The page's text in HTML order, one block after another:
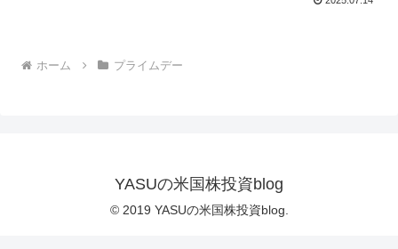
ホーム プライムデー
YASUの米国株投資blog
© 2019 YASUの米国株投資blog.